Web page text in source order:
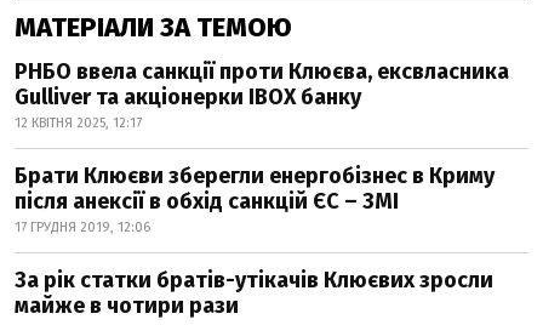
МАТЕРІАЛИ ЗА ТЕМОЮ
РНБО ввела санкції проти Клюєва, ексвласника
Gulliver та акціонерки IBOX банку
12 КВІТНЯ 2025, 12:17
Брати Клюєви зберегли енергобізнес в Криму
після анексії в обхід санкцій ЄС – ЗМІ
17 ГРУДНЯ 2019, 12:06
За рік статки братів-утікачів Клюєвих зросли
майже в чотири рази